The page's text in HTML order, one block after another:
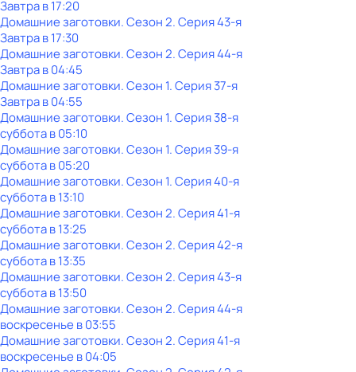
Завтра в 17:20
Домашние заготовки. Сезон 2. Серия 43-я
Завтра в 17:30
Домашние заготовки. Сезон 2. Серия 44-я
Завтра в 04:45
Домашние заготовки. Сезон 1. Серия 37-я
Завтра в 04:55
Домашние заготовки. Сезон 1. Серия 38-я
субботав05:10
Домашние заготовки. Сезон 1. Серия 39-я
субботав05:20
Домашние заготовки. Сезон 1. Серия 40-я
субботав13:10
Домашние заготовки. Сезон 2. Серия 41-я
субботав13:25
Домашние заготовки. Сезон 2. Серия 42-я
субботав13:35
Домашние заготовки. Сезон 2. Серия 43-я
субботав13:50
Домашние заготовки. Сезон 2. Серия 44-я
воскресенье в03:55
Домашние заготовки. Сезон 2. Серия 41-я
воскресенье в04:05